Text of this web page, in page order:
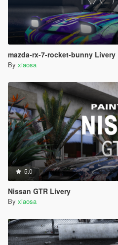
mazda-rx-7-rocket-bunny Livery
By xiaosa
5.0
Nissan GTR Livery
By xiaosa